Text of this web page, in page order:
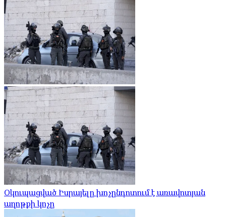
Օկուպացված Իսրայելը խոչընդոտում է առավոտյան
աղոթքի կոչը